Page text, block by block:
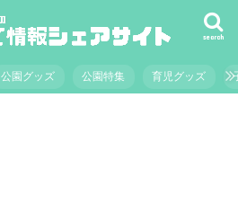
search
公園グッズ 公園特集 育児グッズ